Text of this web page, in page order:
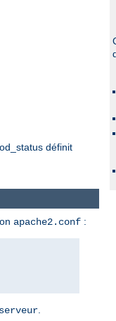
définit
apache2.conf :